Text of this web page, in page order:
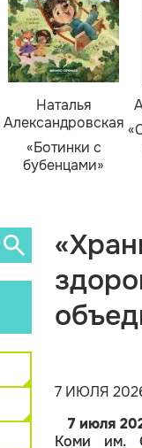
Наталья
Александровская
«Ботинки с
бубенцами»
7 ИЮЛЯ
7 июля
Коми им.